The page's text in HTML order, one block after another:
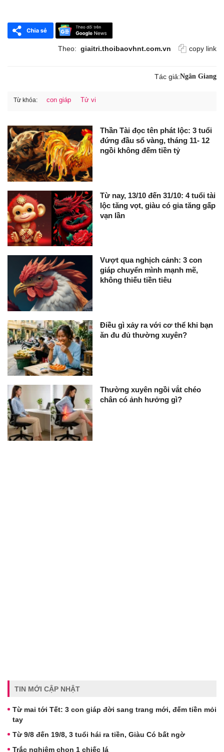
Theo: giaitri.thoibaovhnt.com.vn copy link
Tác giả:Ngân Giang
Từ khóa: con giáp Tử vi
Thần Tài đọc tên phát lộc: 3 tuổi
đứng đầu sổ vàng, tháng 11- 12
ngồi không đếm tiền tỷ
Từ nay, 13/10 đến 31/10: 4 tuổi tài
lộc tăng vọt, giàu có gia tăng gấp
vạn lần
Vượt qua nghịch cảnh: 3 con
giáp chuyển mình mạnh mẽ,
không thiếu tiền tiêu
Điều gì xảy ra với cơ thể khi bạn
ăn đu đủ thường xuyên?
Thường xuyên ngồi vắt chéo
chân có ảnh hưởng gì?
TIN MỚI CẬP NHẬT
Từ mai tới Tết: 3 con giáp đời sang trang mới, đếm tiền mỏi
tay
Từ 9/8 đến 19/8, 3 tuổi hái ra tiền, Giàu Có bất ngờ
Trắc nghiệm chọn 1 chiếc lá